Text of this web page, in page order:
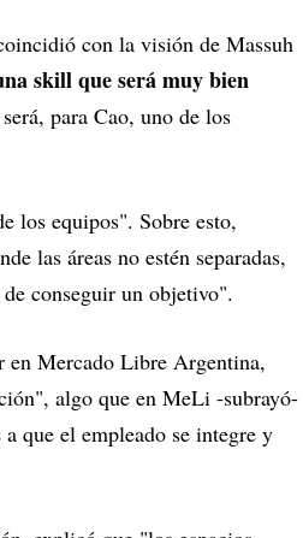
con la visión de Massuh
skill que será muy bien
para Cao, uno de los
los equipos". Sobre esto,
las áreas no estén separadas,
conseguir un objetivo".
Mercado Libre Argentina,
algo que en MeLi -subrayó-
que el empleado se integre y